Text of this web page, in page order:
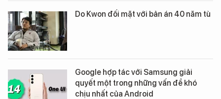
Do Kwon đối mặt với bản án 40 năm tù
Google hợp tác với Samsung giải
quyết một trong những vấn đề khó
chịu nhất của Android